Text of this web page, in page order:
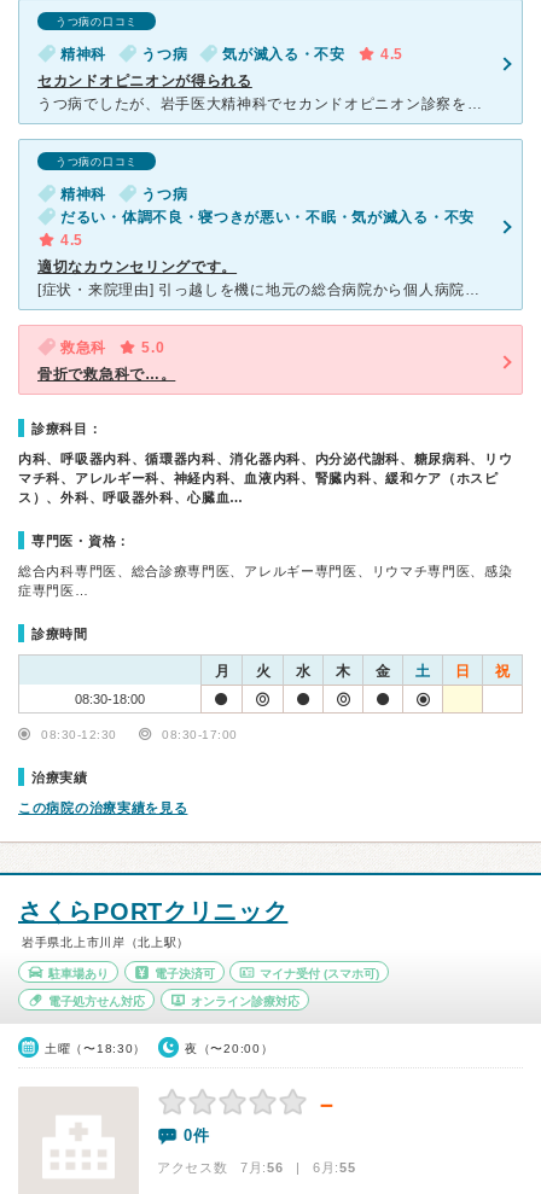
うつ病の口コミ
精神科 うつ病 気が滅入る・不安
4.5
セカンドオピニオンが得られる
うつ病でしたが、岩手医大精神科でセカンドオピニオン診察を受けました。保険適用外なので実費で払わなければなりませんが、貴重な意見を聞くことができます。先生は若い方でしたが、的確な指摘をしてくれたと思って
うつ病の口コミ
精神科
うつ病
だるい・体調不良・寝つきが悪い・不眠・気が滅入る・不安
4.5
適切なカウンセリングです。
[症状・来院理由] 引っ越しを機に地元の総合病院から個人病院に転院しましたが合わないと感じ、こちらに通うようになりました。不眠、不安、気分の落ち込みが時々激しくなっていました。それ以前に一年ほど治療
救急科
5.0
骨折で救急科で…。
診療科目：
内科、呼吸器内科、循環器内科、消化器内科、内分泌代謝科、糖尿病科、リウ
マチ科、アレルギー科、神経内科、血液内科、腎臓内科、緩和ケア（ホスピ
ス）、外科、呼吸器外科、心臓血…
専門医・資格：
総合内科専門医、総合診療専門医、アレルギー専門医、リウマチ専門医、感染
症専門医…
診療時間
月 火 水 木 金 土 日 祝
08:30-18:00
08:30-12:30 08:30-17:00
治療実績
この病院の治療実績を見る
さくらPORTクリニック
岩手県北上市川岸（北上駅）
駐車場あり 電子決済可 マイナ受付 (スマホ可)
電子処方せん対応 オンライン診療対応
土曜（〜18:30） 夜（〜20:00）
－
0件
アクセス数 7月:56 | 6月:55